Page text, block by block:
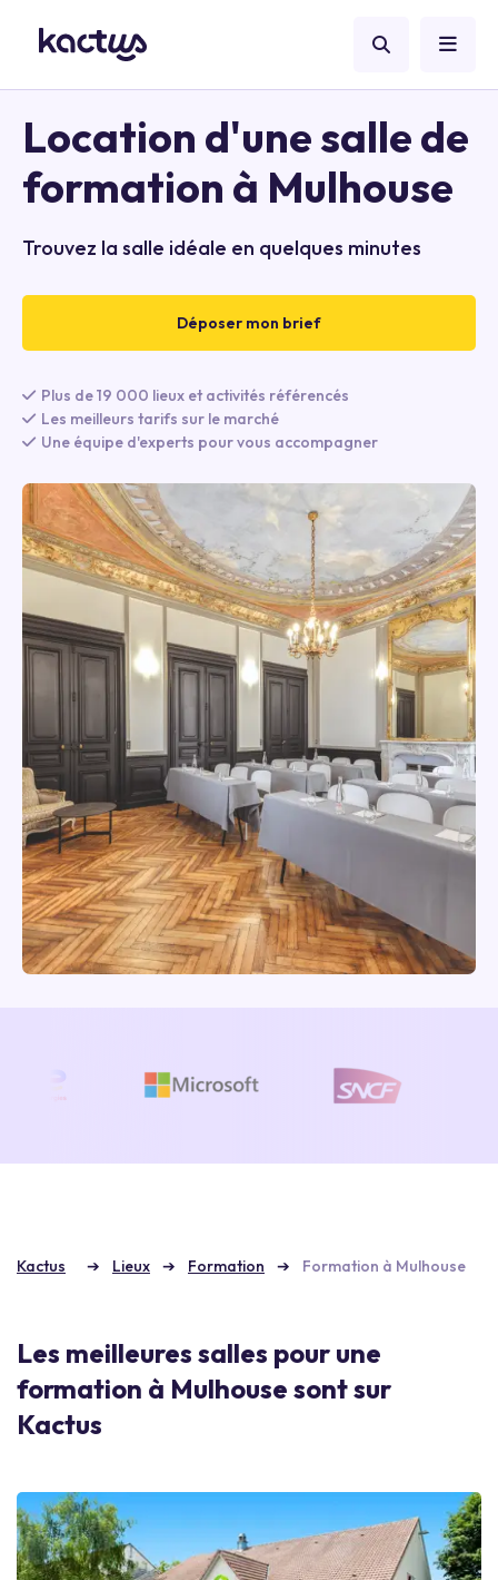
Location d'une salle de
formation à Mulhouse
Trouvez la salle idéale en quelques minutes
Déposer mon brief
Plus de 19 000 lieux et activités référencés
Les meilleurs tarifs sur le marché
Une équipe d'experts pour vous accompagner
Kactus Lieux Formation Formation à Mulhouse
Les meilleures salles pour une
formation à Mulhouse sont sur
Kactus